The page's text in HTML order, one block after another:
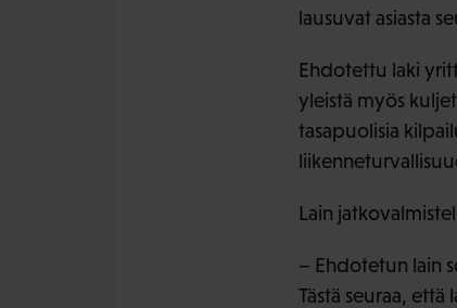
lausuvat asiasta
Ehdotettu laki
yleistä myös
tasapuolisia
Lain
– Ehdotetun lain
Tästä seuraa,